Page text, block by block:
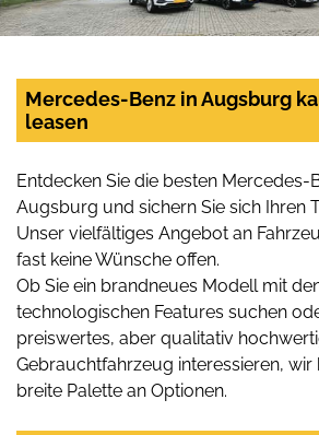
Mercedes-Benz in Augsburg
leasen
Entdecken Sie die besten Mercedes-
Augsburg und sichern Sie sich Ihren
Unser vielfältiges Angebot an
fast keine Wünsche offen.
Ob Sie ein brandneues Modell mit
technologischen Features suchen
preiswertes, aber qualitativ
Gebrauchtfahrzeug interessieren, wir
breite Palette an Optionen.